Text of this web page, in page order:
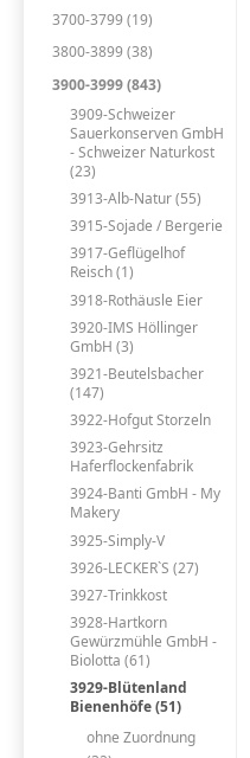
3700-3799 (19)
3800-3899 (38)
3900-3999 (843)
3909-Schweizer
Sauerkonserven GmbH
- Schweizer Naturkost
(23)
3913-Alb-Natur (55)
3915-Sojade / Bergerie
3917-Geflügelhof
Reisch (1)
3918-Rothäusle Eier
3920-IMS Höllinger
GmbH (3)
3921-Beutelsbacher
(147)
3922-Hofgut Storzeln
3923-Gehrsitz
Haferflockenfabrik
3924-Banti GmbH - My
Makery
3925-Simply-V
3926-LECKER`S (27)
3927-Trinkkost
3928-Hartkorn
Gewürzmühle GmbH -
Biolotta (61)
3929-Blütenland
Bienenhöfe (51)
ohne Zuordnung